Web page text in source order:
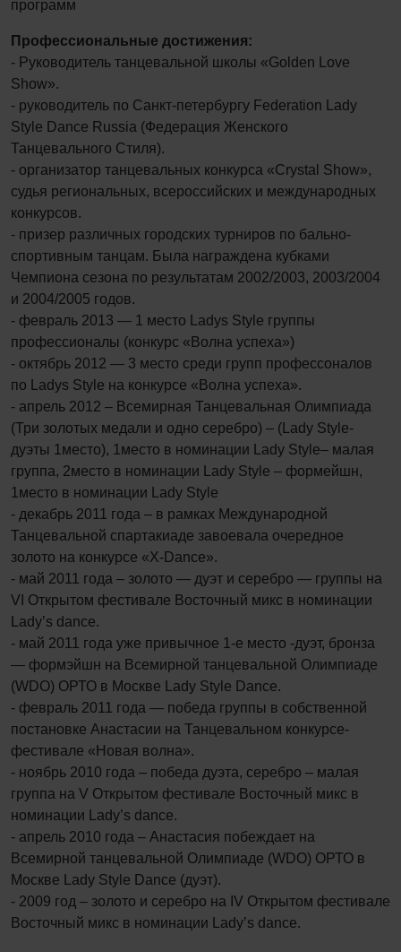
программ
Профессиональные достижения:
- Руководитель танцевальной школы «Golden Love
Show».
- руководитель по Санкт-петербургу Federation Lady
Style Dance Russia (Федерация Женского
Танцевального Стиля).
- организатор танцевальных конкурса «Crystal Show»,
судья региональных, всероссийских и международных
конкурсов.
- призер различных городских турниров по бально-
спортивным танцам. Была награждена кубками
Чемпиона сезона по результатам 2002/2003, 2003/2004
и 2004/2005 годов.
- февраль 2013 — 1 место Ladys Style группы
профессионалы (конкурс «Волна успеха»)
- октябрь 2012 — 3 место среди групп профессоналов
по Ladys Style на конкурсе «Волна успеха».
- апрель 2012 – Всемирная Танцевальная Олимпиада
(Три золотых медали и одно серебро) – (Lady Style-
дуэты 1место), 1место в номинации Lady Style– малая
группа, 2место в номинации Lady Style – формейшн,
1место в номинации Lady Style
- декабрь 2011 года – в рамках Международной
Танцевальной спартакиаде завоевала очередное
золото на конкурсе «X-Dance».
- май 2011 года – золото — дуэт и серебро — группы на
VI Открытом фестивале Восточный микс в номинации
Lady’s dance.
- май 2011 года уже привычное 1-е место -дуэт, бронза
— формэйшн на Всемирной танцевальной Олимпиаде
(WDO) ОРТО в Москве Lady Style Dance.
- февраль 2011 года — победа группы в собственной
постановке Анастасии на Танцевальном конкурсе-
фестивале «Новая волна».
- ноябрь 2010 года – победа дуэта, серебро – малая
группа на V Открытом фестивале Восточный микс в
номинации Lady’s dance.
- апрель 2010 года – Анастасия побеждает на
Всемирной танцевальной Олимпиаде (WDO) ОРТО в
Москве Lady Style Dance (дуэт).
- 2009 год – золото и серебро на IV Открытом фестивале
Восточный микс в номинации Lady’s dance.